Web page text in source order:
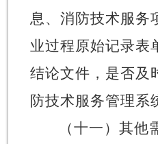
息、消防技术服务
业过程原始记录表
结论文件，是否及
防技术服务管理系
（十一）其他